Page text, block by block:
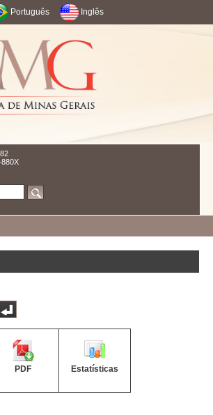
Português Inglês
PDF Estatísticas